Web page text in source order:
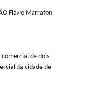
Flávio Marrafon
de dois
da cidade de